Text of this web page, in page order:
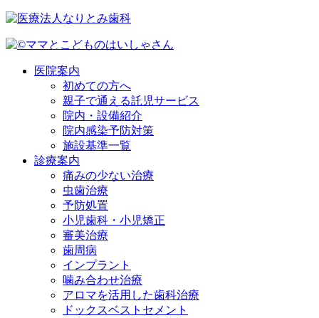
医院案内
初めての方へ
親子で通える託児サービス
院内・設備紹介
院内感染予防対策
施設基準一覧
診療案内
痛みの少ない治療
虫歯治療
予防処置
小児歯科・小児矯正
審美治療
歯周病
インプラント
噛み合わせ治療
アロマを活用した歯科治療
ドックスベストセメント